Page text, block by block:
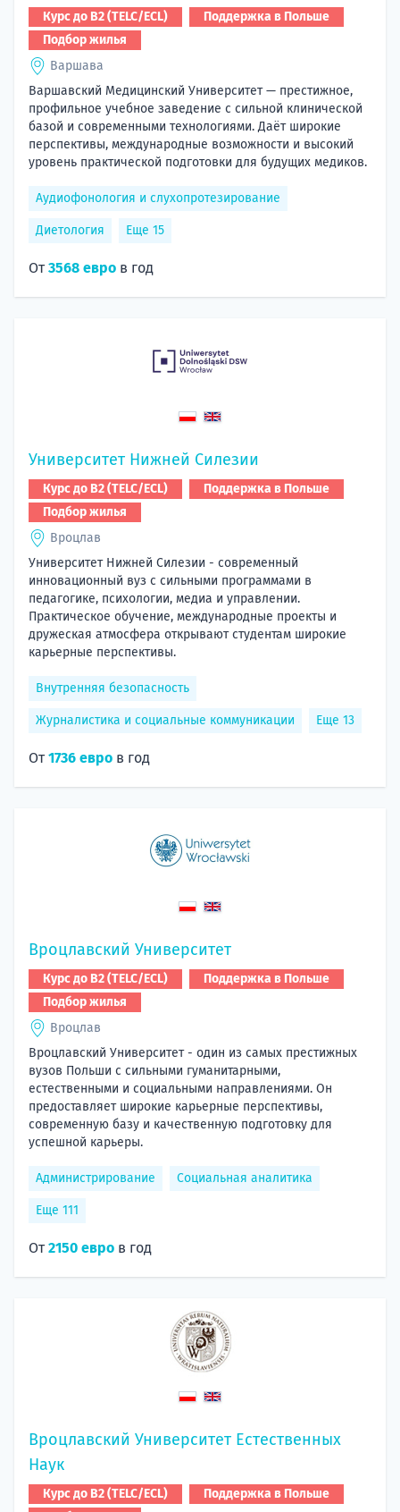
Курс до B2 (TELC/ECL)
Поддержка в Польше
Подбор жилья
Варшава
Варшавский Медицинский Университет — престижное,
профильное учебное заведение с сильной клинической
базой и современными технологиями. Даёт широкие
перспективы, международные возможности и высокий
уровень практической подготовки для будущих медиков.
Аудиофонология и слухопротезирование
Диетология Еще 15
От3568 евро в год
Университет Нижней Силезии
Курс до B2 (TELC/ECL)
Поддержка в Польше
Подбор жилья
Вроцлав
Университет Нижней Силезии - современный
инновационный вуз с сильными программами в
педагогике, психологии, медиа и управлении.
Практическое обучение, международные проекты и
дружеская атмосфера открывают студентам широкие
карьерные перспективы.
Внутренняя безопасность
Журналистика и социальные коммуникации Еще 13
От1736 евро в год
Вроцлавский Университет
Курс до B2 (TELC/ECL)
Поддержка в Польше
Подбор жилья
Вроцлав
Вроцлавский Университет - один из самых престижных
вузов Польши с сильными гуманитарными,
естественными и социальными направлениями. Он
предоставляет широкие карьерные перспективы,
современную базу и качественную подготовку для
успешной карьеры.
Администрирование Социальная аналитика
Еще 111
От2150 евро в год
Вроцлавский Университет Естественных
Наук
Курс до B2 (TELC/ECL)
Поддержка в Польше